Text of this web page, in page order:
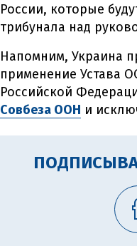
России, которые
трибунала над
Напомним, Украина
применение Устава
Российской
Совбеза ООН и